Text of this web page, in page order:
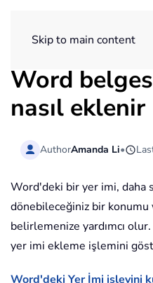
Skip to main content
Word
nasıl eklenir
AuthorAmanda Li•
Word'deki bir yer imi, daha
dönebileceğiniz bir
belirlemenize yardımcı
yer imi ekleme işlemini
Word'deki Yer İmi işlevini